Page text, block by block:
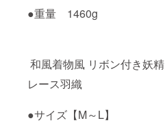
●重量 1460g
和風着物風 リボン付き妖精
レース羽織
●サイズ【M～L】